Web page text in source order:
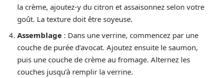
la crème, ajoutez-y du citron et assaisonnez selon votre
goût. La texture doit être soyeuse.
Assemblage : Dans une verrine, commencez par une
couche de purée d’avocat. Ajoutez ensuite le saumon,
puis une couche de crème au fromage. Alternez les
couches jusqu’à remplir la verrine.